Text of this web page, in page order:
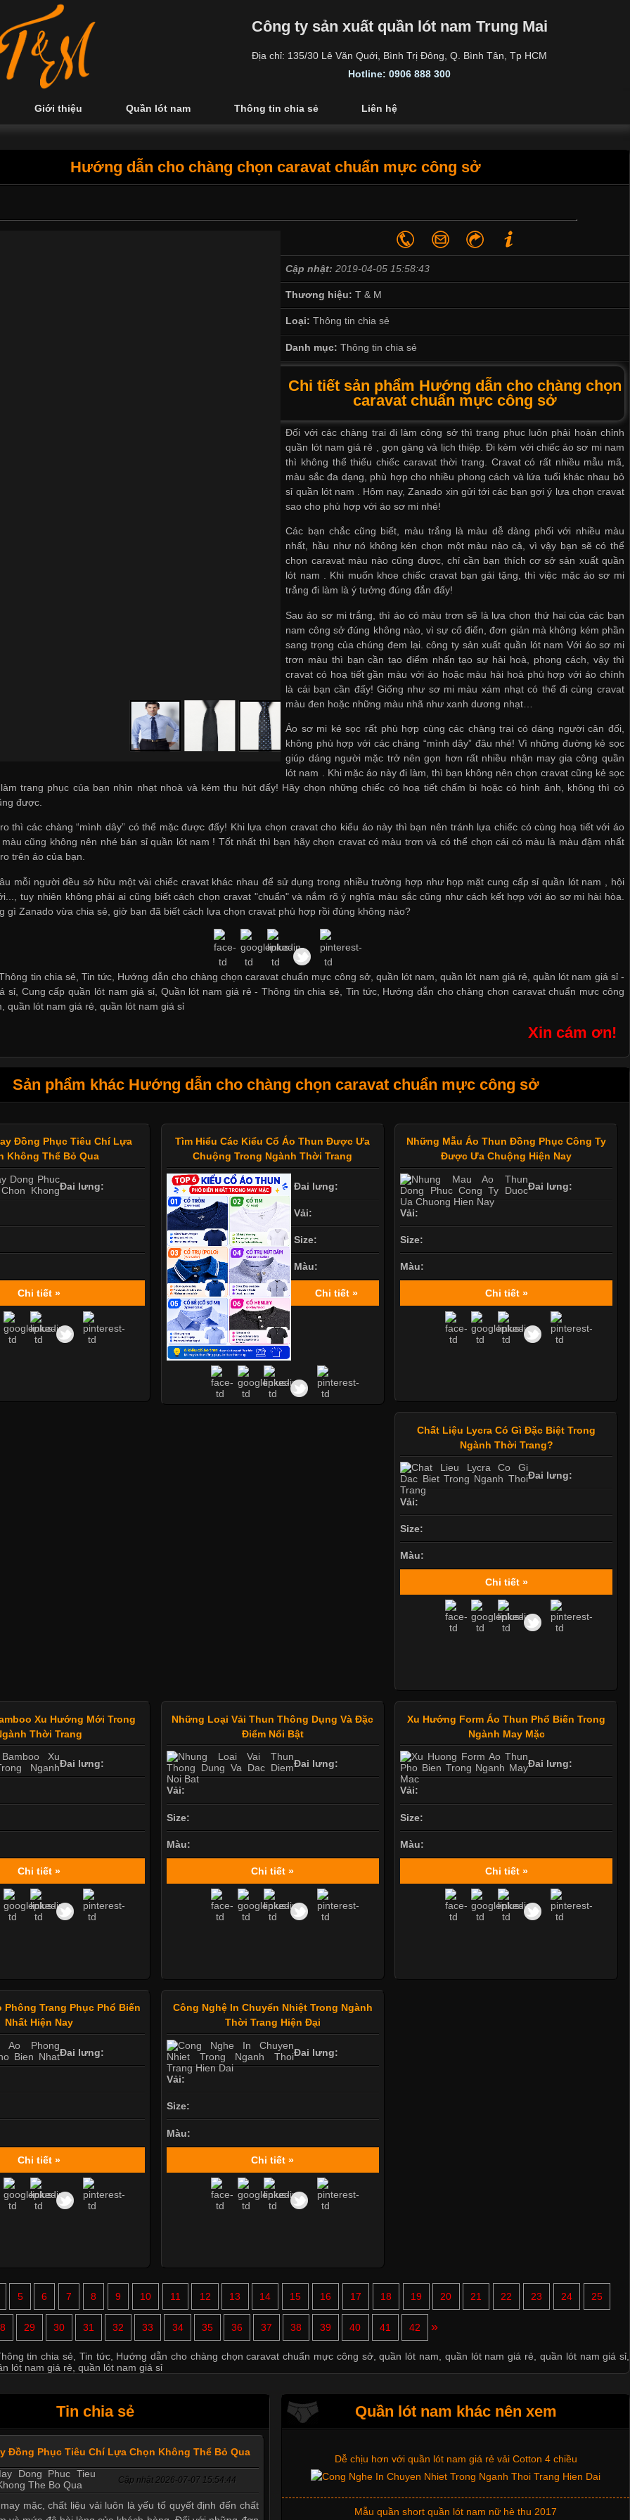
Công ty sản xuất quần lót nam Trung Mai
Địa chỉ: 135/30 Lê Văn Quới, Bình Trị Đông, Q. Bình Tân, Tp HCM
Hotline: 0906 888 300
Giới thiệu Quần lót nam Thông tin chia sẻ Liên hệ
Hướng dẫn cho chàng chọn caravat chuẩn mực công sở
Cập nhật: 2019-04-05 15:58:43
Thương hiệu:T & M
Loại: Thông tin chia sẻ
Danh mục: Thông tin chia sẻ
Chi tiết sản phẩm Hướng dẫn cho chàng chọn
caravat chuẩn mực công sở
Đối với các chàng trai đi làm công sở thì trang phục luôn phải hoàn chỉnh
quần lót nam giá rẻ , gọn gàng và lịch thiệp. Đi kèm với chiếc áo sơ mi nam
thì không thể thiếu chiếc caravat thời trang. Cravat có rất nhiều mẫu mã,
màu sắc đa dạng, phù hợp cho nhiều phong cách và lứa tuổi khác nhau bỏ
sỉ quần lót nam . Hôm nay, Zanado xin gửi tới các bạn gợi ý lựa chọn cravat
sao cho phù hợp với áo sơ mi nhé!
Các bạn chắc cũng biết, màu trắng là màu dễ dàng phối với nhiều màu
nhất, hầu như nó không kén chọn một màu nào cả, vì vậy bạn sẽ có thể
chọn caravat màu nào cũng được, chỉ cần bạn thích cơ sở sản xuất quần
lót nam . Khi muốn khoe chiếc cravat bạn gái tặng, thì việc mặc áo sơ mi
trắng đi làm là ý tưởng đúng đắn đấy!
Sau áo sơ mi trắng, thì áo có màu trơn sẽ là lựa chọn thứ hai của các bạn
nam công sở đúng không nào, vì sự cổ điển, đơn giản mà không kém phần
sang trọng của chúng đem lại.công ty sản xuất quần lót nam Với áo sơ mi
trơn màu thì bạn cần tạo điểm nhấn tạo sự hài hoà, phong cách, vậy thì
cravat có hoạ tiết gần màu với áo hoặc màu hài hoà phù hợp với áo chính
là cái bạn cần đấy! Giống như sơ mi màu xám nhạt có thể đi cùng cravat
màu đen hoặc những màu nhã như xanh dương nhạt…
Áo sơ mi kẻ sọc rất phù hợp cùng các chàng trai có dáng người cân đối,
không phù hợp với các chàng “mình dây” đâu nhé! Vì những đường kẻ sọc
giúp dáng người mặc trở nên gọn hơn rất nhiều nhận may gia công quần
lót nam . Khi mặc áo này đi làm, thì bạn không nên chọn cravat cũng kẻ sọc
trang phục của bạn nhìn nhạt nhoà và kém thu hút đấy! Hãy chọn những chiếc có hoạ tiết chấm bi hoặc có hình ảnh, không thì có
được.
thì các chàng “mình dây” có thể mặc được đấy! Khi lựa chọn cravat cho kiểu áo này thì bạn nên tránh lựa chiếc có cùng hoạ tiết với áo
cũng không nên nhé bán sỉ quần lót nam ! Tốt nhất thì bạn hãy chọn cravat có màu trơn và có thể chọn cái có màu là màu đậm nhất
trên áo của bạn.
mỗi người đều sở hữu một vài chiếc cravat khác nhau để sử dụng trong nhiều trường hợp như họp mặt cung cấp sỉ quần lót nam , hội
tuy nhiên không phải ai cũng biết cách chọn cravat "chuẩn" và nắm rõ ý nghĩa màu sắc cũng như cách kết hợp với áo sơ mi hài hòa.
gì Zanado vừa chia sẻ, giờ bạn đã biết cách lựa chọn cravat phù hợp rồi đúng không nào?
tin chia sẻ, Tin tức, Hướng dẫn cho chàng chọn caravat chuẩn mực công sở, quần lót nam, quần lót nam giá rẻ, quần lót nam giá sỉ -
sỉ Cung cấp quần lót nam giá sỉ, Quần lót nam giá rẻ - Thông tin chia sẻ Tin tức, Hướng dẫn cho chàng chọn caravat chuẩn mực công
,quần lót nam giá rẻ ,quần lót nam giá sỉ
Xin cám ơn!
Sản phẩm khác Hướng dẫn cho chàng chọn caravat chuẩn mực công sở
Đồng Phục Tiêu Chí Lựa
Không Thể Bỏ Qua
Đai lưng:
Chi tiết »
Tìm Hiểu Các Kiểu Cổ Áo Thun Được Ưa
Chuộng Trong Ngành Thời Trang
Đai lưng:
Vải:
Size:
Màu:
Chi tiết »
Những Mẫu Áo Thun Đồng Phục Công Ty
Được Ưa Chuộng Hiện Nay
Đai lưng:
Vải:
Size:
Màu:
Chi tiết »
Chất Liệu Lycra Có Gì Đặc Biệt Trong
Ngành Thời Trang?
Đai lưng:
Vải:
Size:
Màu:
Chi tiết »
Xu Hướng Mới Trong
Thời Trang
Đai lưng:
Chi tiết »
Những Loại Vải Thun Thông Dụng Và Đặc
Điểm Nổi Bật
Đai lưng:
Vải:
Size:
Màu:
Chi tiết »
Xu Hướng Form Áo Thun Phổ Biến Trong
Ngành May Mặc
Đai lưng:
Vải:
Size:
Màu:
Chi tiết »
Phông Trang Phục Phổ Biến
Nhất Hiện Nay
Đai lưng:
Chi tiết »
Công Nghệ In Chuyển Nhiệt Trong Ngành
Thời Trang Hiện Đại
Đai lưng:
Vải:
Size:
Màu:
Chi tiết »
5 6 7 8 9 10 11 12 13 14 15 16 17 18 19 20 21 22 23 24 25
29 30 31 32 33 34 35 36 37 38 39 40 41 42 »
tin chia sẻ, Tin tức, Hướng dẫn cho chàng chọn caravat chuẩn mực công sở,quần lót nam, quần lót nam giá rẻ, quần lót nam giá sỉ,
lót nam giá rẻ, quần lót nam giá sỉ
Tin chia sẻ
Đồng Phục Tiêu Chí Lựa Chọn Không Thể Bỏ Qua
Cập nhật 2026-07-07 15:54:44
mặc, chất liệu vải luôn là yếu tố quyết định đến chất
Quần lót nam khác nên xem
Mẫu quần short quần lót nam nữ hè thu 2017
Thị hiều quần lót nam bơi lội nam và nữ 2017
Bộ sưu tập quần lót nam Boxer TpHCM
Quần lót nam boxer thun lạnh
Nguyên bộ quần lót nam Boxer thun lạnh giá rẻ
Dễ chịu hơn với quần lót nam giá rẻ vải Cotton 4 chiều
Mẫu quần short quần lót nam nữ hè thu 2017